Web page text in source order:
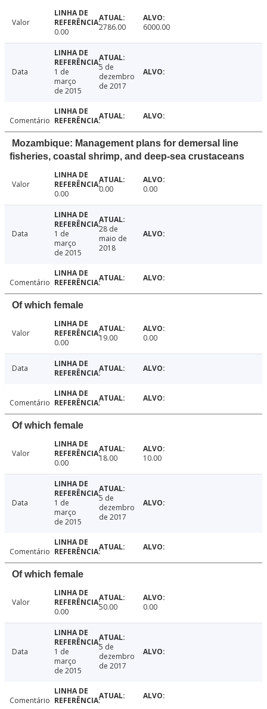
Valor
0.00
2786.00 6000.00
Data
1 de
março
de 2015
5 de
dezembro
de 2017
Comentário
Mozambique: Management plans for demersal line
fisheries, coastal shrimp, and deep-sea crustaceans
Valor
0.00
0.00 0.00
Data
1 de
março
de 2015
28 de
maio de
2018
Comentário
Of which female
Valor
0.00
19.00 0.00
Data
Comentário
Of which female
Valor
0.00
18.00 10.00
Data
1 de
março
de 2015
5 de
dezembro
de 2017
Comentário
Of which female
Valor
0.00
50.00 0.00
Data
1 de
março
de 2015
5 de
dezembro
de 2017
Comentário